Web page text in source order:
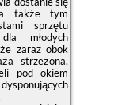
także tym
sprzętu
młodych
zaraz obok
strzeżona,
pod okiem